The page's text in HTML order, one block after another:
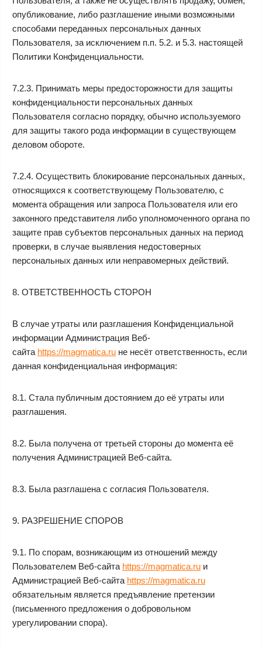
опубликование, либо разглашение иными возможными
способами переданных персональных данных
Пользователя, за исключением п.п. 5.2. и 5.3. настоящей
Политики Конфиденциальности.
7.2.3. Принимать меры предосторожности для защиты
конфиденциальности персональных данных
Пользователя согласно порядку, обычно используемого
для защиты такого рода информации в существующем
деловом обороте.
7.2.4. Осуществить блокирование персональных данных,
относящихся к соответствующему Пользователю, с
момента обращения или запроса Пользователя или его
законного представителя либо уполномоченного органа по
защите прав субъектов персональных данных на период
проверки, в случае выявления недостоверных
персональных данных или неправомерных действий.
8. ОТВЕТСТВЕННОСТЬ СТОРОН
В случае утраты или разглашения Конфиденциальной
информации Администрация Веб-
сайта https://magmatica.ru не несёт ответственность, если
данная конфиденциальная информация:
8.1. Стала публичным достоянием до её утраты или
разглашения.
8.2. Была получена от третьей стороны до момента её
получения Администрацией Веб-сайта.
8.3. Была разглашена с согласия Пользователя.
9. РАЗРЕШЕНИЕ СПОРОВ
9.1. По спорам, возникающим из отношений между
Пользователем Веб-сайта https://magmatica.ru и
Администрацией Веб-сайта https://magmatica.ru
обязательным является предъявление претензии
(письменного предложения о добровольном
урегулировании спора).